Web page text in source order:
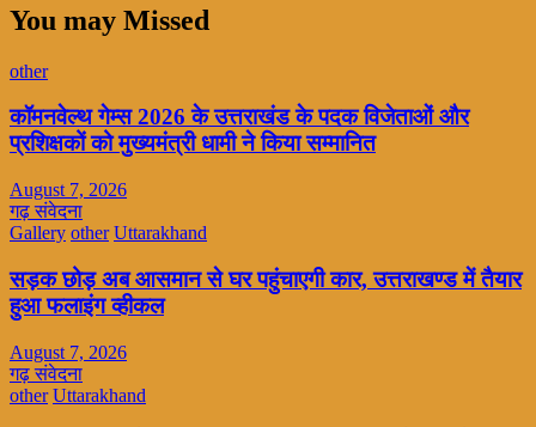
You may Missed
other
कॉमनवेल्थ गेम्स 2026 के उत्तराखंड के पदक विजेताओं और
प्रशिक्षकों को मुख्यमंत्री धामी ने किया सम्मानित
August 7, 2026
गढ़ संवेदना
Gallery other Uttarakhand
सड़क छोड़ अब आसमान से घर पहुंचाएगी कार, उत्तराखण्ड में तैयार
हुआ फलाइंग व्हीकल
August 7, 2026
गढ़ संवेदना
other Uttarakhand